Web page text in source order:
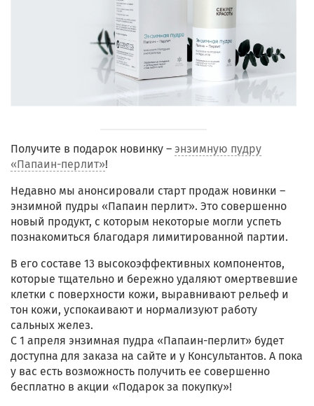
Получите в подарок новинку – энзимную пудру
«Папаин-перлит»!
Недавно мы анонсировали старт продаж новинки –
энзимной пудры «Папаин перлит». Это совершенно
новый продукт, с которым некоторые могли успеть
познакомиться благодаря лимитированной партии.
В его составе 13 высокоэффективных компонентов,
которые тщательно и бережно удаляют омертвевшие
клетки с поверхности кожи, выравнивают рельеф и
тон кожи, успокаивают и нормализуют работу
сальных желез.
С 1 апреля энзимная пудра «Папаин-перлит» будет
доступна для заказа на сайте и у Консультантов. А пока
у вас есть возможность получить ее совершенно
бесплатно в акции «Подарок за покупку»!